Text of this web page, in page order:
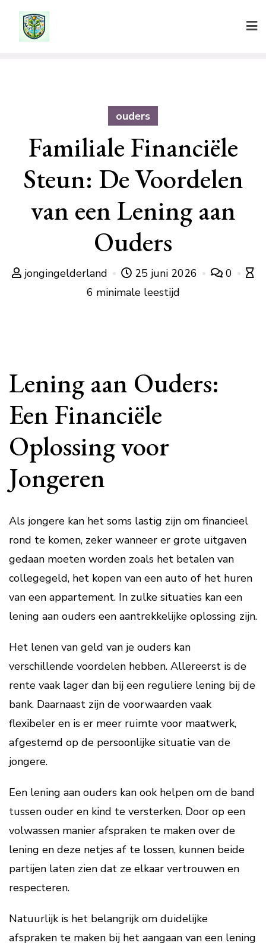
ouders
Familiale Financiële
Steun: De Voordelen
van een Lening aan
Ouders
jongingelderland 25 juni 2026
0
6 minimale leestijd
Lening aan Ouders:
Een Financiële
Oplossing voor
Jongeren
Als jongere kan het soms lastig zijn om financieel
rond te komen, zeker wanneer er grote uitgaven
gedaan moeten worden zoals het betalen van
collegegeld, het kopen van een auto of het huren
van een appartement. In zulke situaties kan een
lening aan ouders een aantrekkelijke oplossing zijn.
Het lenen van geld van je ouders kan
verschillende voordelen hebben. Allereerst is de
rente vaak lager dan bij een reguliere lening bij de
bank. Daarnaast zijn de voorwaarden vaak
flexibeler en is er meer ruimte voor maatwerk,
afgestemd op de persoonlijke situatie van de
jongere.
Een lening aan ouders kan ook helpen om de band
tussen ouder en kind te versterken. Door op een
volwassen manier afspraken te maken over de
lening en deze netjes af te lossen, kunnen beide
partijen laten zien dat ze elkaar vertrouwen en
respecteren.
Natuurlijk is het belangrijk om duidelijke
afspraken te maken bij het aangaan van een lening